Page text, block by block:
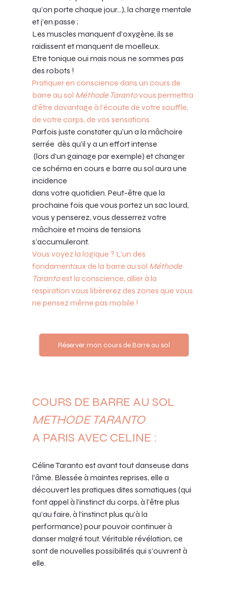
qu’on porte chaque jour…), la charge mentale
et j’en passe ;
Les muscles manquent d’oxygène, ils se
raidissent et manquent de moelleux.
Etre tonique oui mais nous ne sommes pas
des robots !
Pratiquer en conscience dans un cours de
barre au sol Méthode Taranto vous permettra
d’être davantage à l’écoute de votre souffle,
de votre corps, de vos sensations.
Parfois juste constater qu’un a la mâchoire
serrée  dès qu’il y a un effort intense
ce schéma en cours e barre au sol aura une
incidence
dans votre quotidien. Peut-être que la
prochaine fois que vous portez un sac lourd,
vous y penserez, vous desserrez votre
mâchoire et moins de tensions
s’accumuleront.
Vous voyez la logique ? L’un des
fondamentaux de la barre au sol Méthode
Taranto est la conscience, allier à la
respiration vous libèrerez des zones que vous
ne pensez même pas mobile !
Réserver mon cours de Barre au sol
COURS DE BARRE AU SOL
METHODE TARANTO
A PARIS AVEC CELINE :
Céline Taranto est avant tout danseuse dans
l’âme. Blessée à maintes reprises, elle a
découvert les pratiques dites somatiques (qui
font appel à l’instinct du corps, à l’être plus
qu’au faire, à l’instinct plus qu’à la
performance) pour pouvoir continuer à
danser malgré tout. Véritable révélation, ce
sont de nouvelles possibilités qui s’ouvrent à
elle.